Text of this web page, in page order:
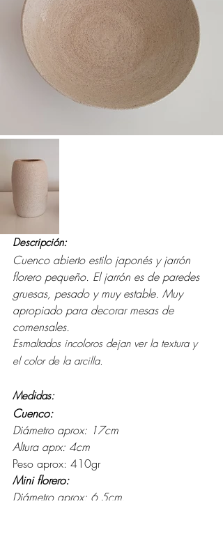
Descripción:
Cuenco abierto estilo japonés y jarrón
florero pequeño. El jarrón es de paredes
gruesas, pesado y muy estable. Muy
apropiado para decorar mesas de
comensales.
Esmaltados incoloros dejan ver la textura y
el color de la arcilla.
Medidas:
Cuenco:
Diámetro aprox: 17cm
Altura aprx: 4cm
Peso aprox: 410gr
Mini florero:
Diámetro aprox: 6,5cm.